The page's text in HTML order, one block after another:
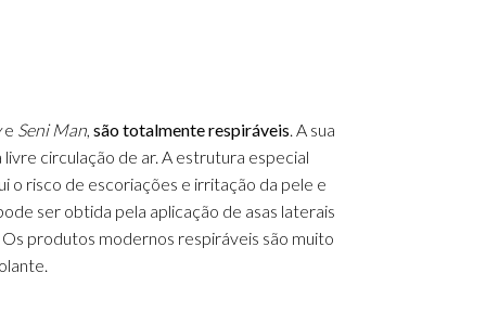
e Seni Man, são totalmente respiráveis. A sua
circulação de ar. A estrutura especial
o risco de escoriações e irritação da pele e
ser obtida pela aplicação de asas laterais
produtos modernos respiráveis são muito